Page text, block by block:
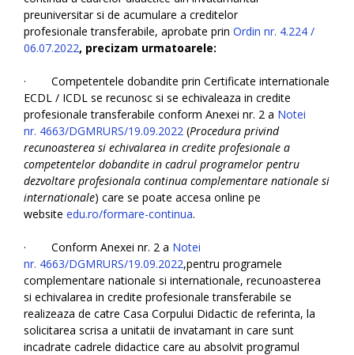
preuniversitar si de acumulare a creditelor
profesionale transferabile, aprobate prin Ordin nr. 4.224 /
06.07.2022, precizam urmatoarele:
· Competentele dobandite prin Certificate internationale
ECDL / ICDL se recunosc si se echivaleaza in credite
profesionale transferabile conform Anexei nr. 2 a Notei
nr. 4663/DGMRURS/19.09.2022 (Procedura privind
recunoasterea si echivalarea in credite profesionale a
competentelor dobandite in cadrul programelor pentru
dezvoltare profesionala continua complementare nationale si
internationale) care se poate accesa online pe
website edu.ro/formare-continua.
· Conform Anexei nr. 2 a Notei
nr. 4663/DGMRURS/19.09.2022,pentru programele
complementare nationale si internationale, recunoasterea
si echivalarea in credite profesionale transferabile se
realizeaza de catre Casa Corpului Didactic de referinta, la
solicitarea scrisa a unitatii de invatamant in care sunt
incadrate cadrele didactice care au absolvit programul